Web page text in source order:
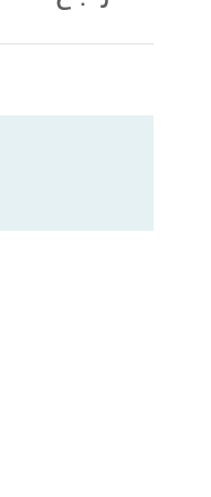
^
"Bodybuilding Definition, History & Areas"
the Sport
2023. Edited.